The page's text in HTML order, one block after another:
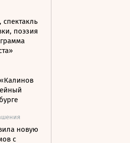
поэзия
новую
с